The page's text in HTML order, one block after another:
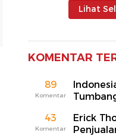
Lihat
KOMENTAR
89
Komentar
43
Komentar
Erick